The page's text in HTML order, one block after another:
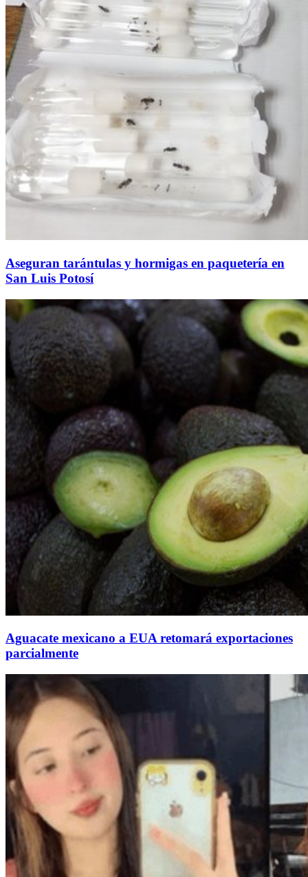
Aseguran tarántulas y hormigas en paquetería en
San Luis Potosí
Aguacate mexicano a EUA retomará exportaciones
parcialmente